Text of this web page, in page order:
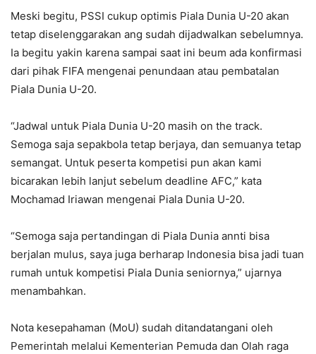
Meski begitu, PSSI cukup optimis Piala Dunia U-20 akan
tetap diselenggarakan ang sudah dijadwalkan sebelumnya.
Ia begitu yakin karena sampai saat ini beum ada konfirmasi
dari pihak FIFA mengenai penundaan atau pembatalan
Piala Dunia U-20.
“Jadwal untuk Piala Dunia U-20 masih on the track.
Semoga saja sepakbola tetap berjaya, dan semuanya tetap
semangat. Untuk peserta kompetisi pun akan kami
bicarakan lebih lanjut sebelum deadline AFC,” kata
Mochamad Iriawan mengenai Piala Dunia U-20.
“Semoga saja pertandingan di Piala Dunia annti bisa
berjalan mulus, saya juga berharap Indonesia bisa jadi tuan
rumah untuk kompetisi Piala Dunia seniornya,” ujarnya
menambahkan.
Nota kesepahaman (MoU) sudah ditandatangani oleh
Pemerintah melalui Kementerian Pemuda dan Olah raga